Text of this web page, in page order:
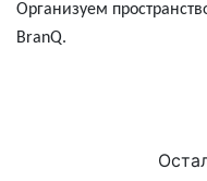
Организуем
BranQ.